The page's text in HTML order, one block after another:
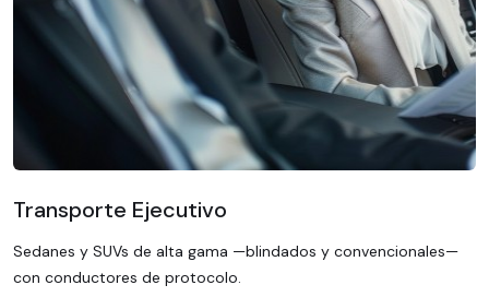
Transporte Ejecutivo
Sedanes y SUVs de alta gama —blindados y convencionales—
con conductores de protocolo.